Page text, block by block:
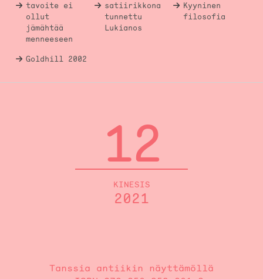
tavoite ei
ollut
jämähtää
menneeseen
satiirikkona
tunnettu
Lukianos
Kyyninen
filosofia
Goldhill 2002
12
KINESIS
2021
Tanssia antiikin näyttämöllä